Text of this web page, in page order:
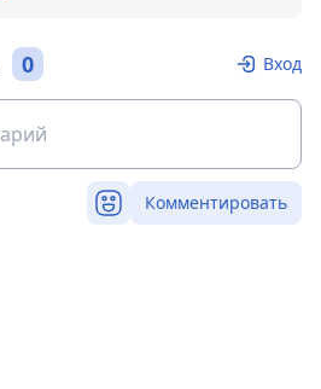
0 Вход
Комментировать